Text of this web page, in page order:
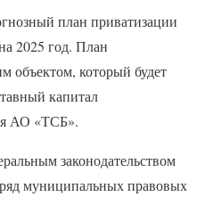
план приватизации
2025 год. План
объектом, который будет
капитал
АО «ТСБ».
законодательством
муниципальных правовых